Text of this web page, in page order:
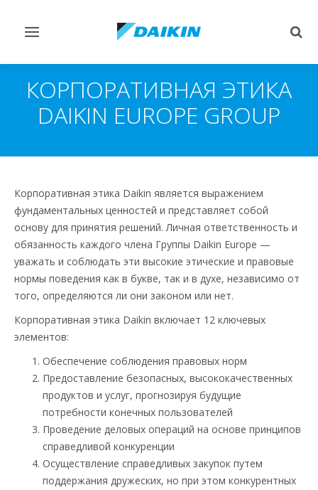
Переключить
КОРПОРАТИВНАЯ ЭТИКА
DAIKIN EUROPE GROUP
Корпоративная этика Daikin является выражением
фундаментальных ценностей и представляет собой
основу для принятия решений. Личная ответственность и
обязанность каждого члена Группы Daikin Europe —
уважать и соблюдать эти высокие этические и правовые
нормы поведения как в букве, так и в духе, независимо от
того, определяются ли они законом или нет.
Корпоративная этика Daikin включает 12 ключевых
элементов:
Обеспечение соблюдения правовых норм
Предоставление безопасных, высококачественных
продуктов и услуг, прогнозируя будущие
потребности конечных пользователей
Проведение деловых операций на основе принципов
справедливой конкуренции
Осуществление справедливых закупок путем
поддержания дружеских, но при этом конкурентных